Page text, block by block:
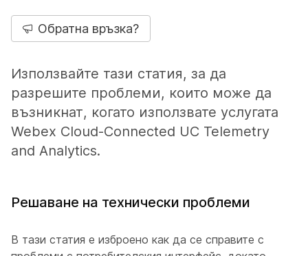
Обратна връзка?
Използвайте тази статия, за да
разрешите проблеми, които може да
възникнат, когато използвате услугата
Webex Cloud-Connected UC Telemetry
and Analytics.
Решаване на технически проблеми
В тази статия е изброено как да се справите с